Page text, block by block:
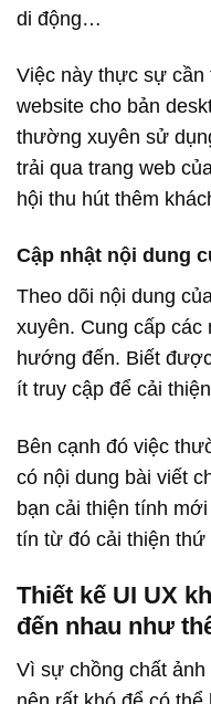
di động…
Việc này thực sự cần
website cho bản
thường xuyên sử
trải qua trang web
hội thu hút thêm
Cập nhật nội dung
Theo dõi nội dung
xuyên. Cung cấp các
hướng đến. Biết
ít truy cập để cải
Bên cạnh đó việc
có nội dung bài viết
bạn cải thiện tính
tín từ đó cải thiện thứ
Thiết kế UI UX
đến nhau như
Vì sự chồng chất